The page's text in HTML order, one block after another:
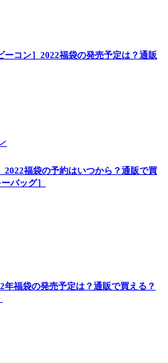
ーコン］2022福袋の発売予定は？通販
2022福袋の予約はいつから？通販で買
バッグ］
年福袋の発売予定は？通販で買える？